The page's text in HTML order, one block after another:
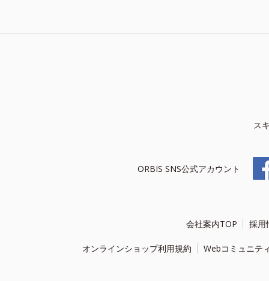
ス
ORBIS SNS公式アカウント
会社案内TOP 採用
オンラインショップ利用規約 Webコミュニテ